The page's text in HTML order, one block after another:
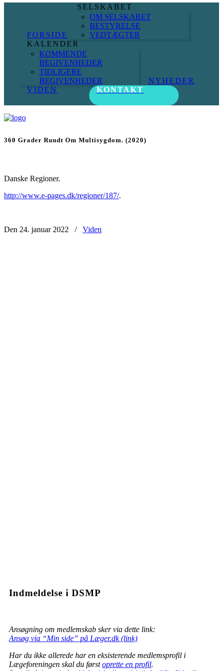
FORSIDE
SELSKABET
OM SELSKABET
BESTYRELSE
VEDTÆGTER
KALENDER
KOMMENDE
BEGIVENHEDER
TIDLIGERE
BEGIVENHEDER
NYHEDER
VIDEN
KONTAKT
360 Grader Rundt Om Multisygdom. (2020)
Danske Regioner.
http://www.e-pages.dk/regioner/187/.
Den 24. januar 2022 / Viden
Indmeldelse i DSMP
Ansøgning om medlemskab sker via dette link:
Ansøg via “Min side” på Læger.dk (link)
Har du ikke allerede har en eksisterende medlemsprofil i
Lægeforeningen skal du førstoprette en profil.